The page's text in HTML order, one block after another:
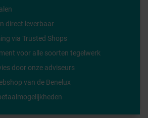
direct leverbaar
via Trusted Shops
voor alle soorten tegelwerk
door onze adviseurs
van de Benelux